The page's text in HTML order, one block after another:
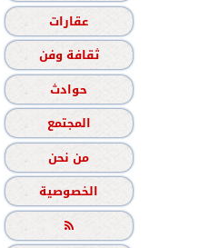
عقارات
ثقافة وفن
حوادث
المجتمع
من نحن
الخصوصية
